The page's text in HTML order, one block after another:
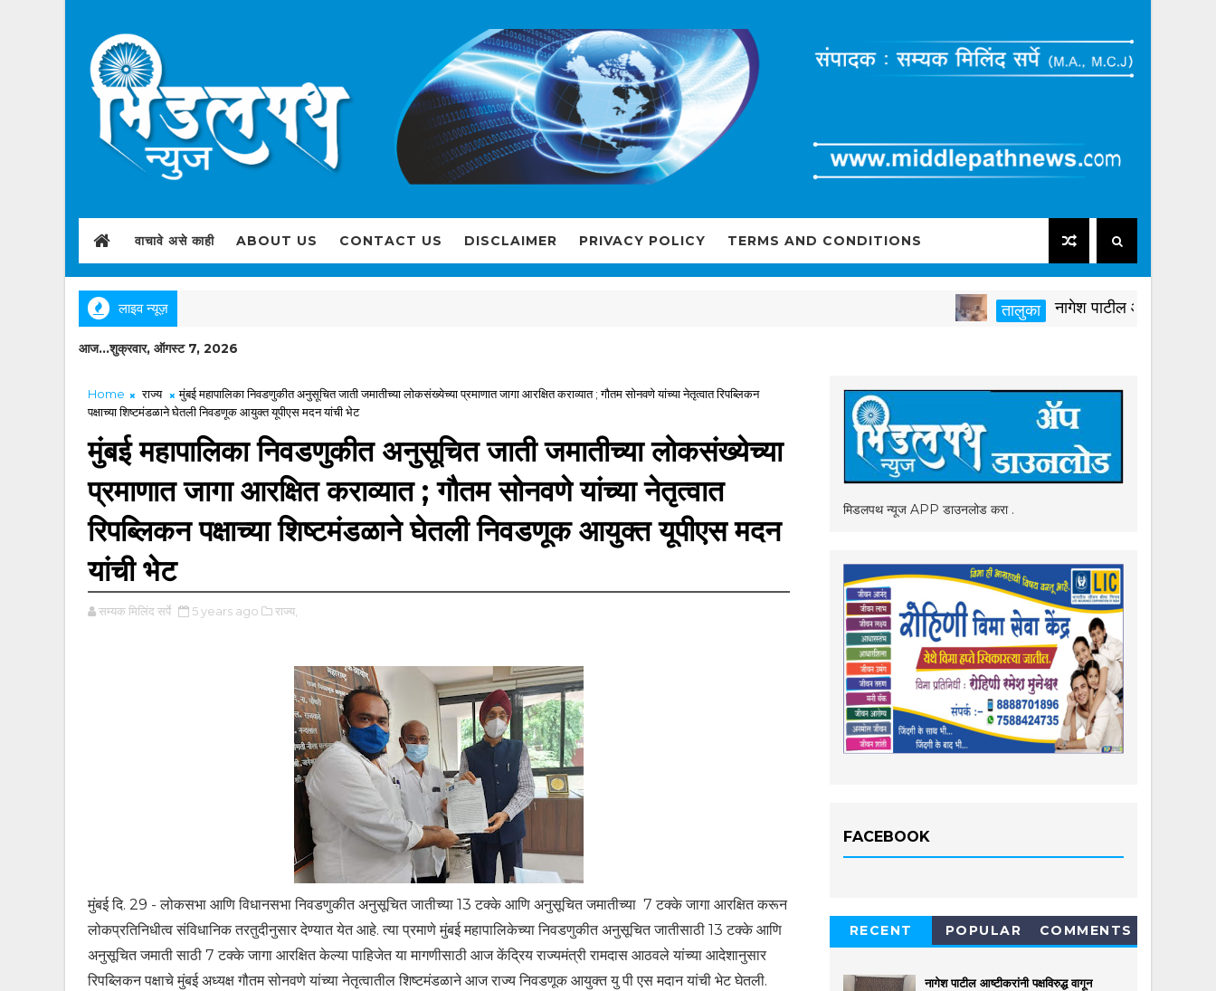
वाचावे असे काही ABOUT US CONTACT US DISCLAIMER PRIVACY POLICY TERMS AND CONDITIONS
लाइव न्यूज़ तालुका नागेश पाटील आष्टीकरांनी
आज...शुक्रवार, ऑगस्ट 7, 2026
Home राज्य
मुंबई महापालिका निवडणुकीत अनुसूचित जाती जमातीच्या लोकसंख्येच्या प्रमाणात जागा आरक्षित कराव्यात ; गौतम सोनवणे यांच्या नेतृत्वात रिपब्लिकन
पक्षाच्या शिष्टमंडळाने घेतली निवडणूक आयुक्त यूपीएस मदन यांची भेट
मुंबई महापालिका निवडणुकीत अनुसूचित जाती जमातीच्या लोकसंख्येच्या
प्रमाणात जागा आरक्षित कराव्यात ; गौतम सोनवणे यांच्या नेतृत्वात
रिपब्लिकन पक्षाच्या शिष्टमंडळाने घेतली निवडणूक आयुक्त यूपीएस मदन
यांची भेट
सम्यक मिलिंद सर्पे 5 years ago राज्य,
मुंबई दि. 29 - लोकसभा आणि विधानसभा निवडणुकीत अनुसूचित जातीच्या 13 टक्के आणि अनुसूचित जमातीच्या 7 टक्के जागा आरक्षित करून
लोकप्रतिनिधीत्व संविधानिक तरतुदीनुसार देण्यात येत आहे. त्या प्रमाणे मुंबई महापालिकेच्या निवडणुकीत अनुसूचित जातीसाठी 13 टक्के आणि
अनुसूचित जमाती साठी 7 टक्के जागा आरक्षित केल्या पाहिजेत या मागणीसाठी आज केंद्रिय राज्यमंत्री रामदास आठवले यांच्या आदेशानुसार
रिपब्लिकन पक्षाचे मुंबई अध्यक्ष गौतम सोनवणे यांच्या नेतृत्वातील शिष्टमंडळाने आज राज्य निवडणूक आयुक्त यु पी एस मदान यांची भेट घेतली.
मिडलपथ न्यूज APP डाउनलोड करा .
FACEBOOK
RECENT POPULAR COMMENTS
नागेश पाटील आष्टीकरांनी पक्षविरुद्ध वागून